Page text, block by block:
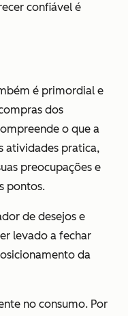
confiável é
é primordial e
dos
o que a
atividades pratica,
preocupações e
pontos.
de desejos e
levado a fechar
da
no consumo. Por